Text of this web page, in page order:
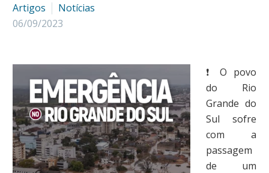
Artigos
Notícias
06/09/2023
❗ O povo
do Rio
Grande do
Sul sofre
com a
passagem
de um